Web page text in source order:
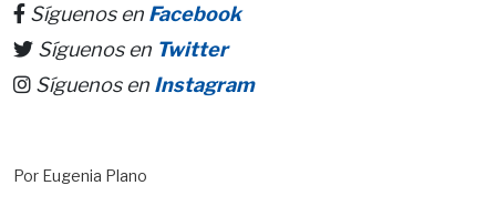
Síguenos en Facebook
Síguenos en Twitter
Síguenos en Instagram
Por Eugenia Plano